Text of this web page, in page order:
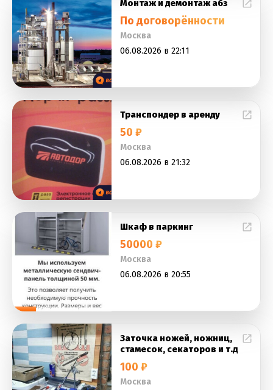
Монтаж и демонтаж абз
По договорённости
Москва
06.08.2026 в 22:11
Транспондер в аренду
50 ₽
Москва
06.08.2026 в 21:32
Шкаф в паркинг
50000 ₽
Москва
06.08.2026 в 20:55
Заточка ножей, ножниц,
стамесок, секаторов и т.д
100 ₽
Москва